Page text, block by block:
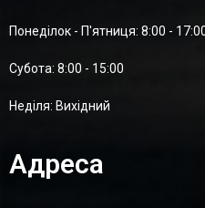
Понеділок - П'ятниця: 8:00 -
Суботa: 8:00 - 15:00
Неділя: Вихідний
Адреса